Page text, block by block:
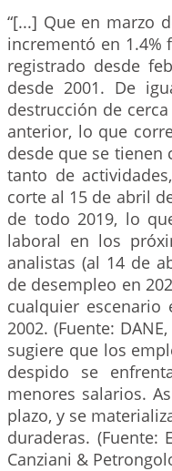
“[...] Que en marzo
incrementó en 1.4%
registrado desde
desde 2001. De
destrucción de
anterior, lo que
desde que se tienen
tanto de
corte al 15 de abril
de todo 2019, lo
laboral en los
analistas (al 14 de
de desempleo en
cualquier
2002. (Fuente:
sugiere que los
despido se
menores salarios.
plazo, y se
duraderas. (Fuente:
Canziani &